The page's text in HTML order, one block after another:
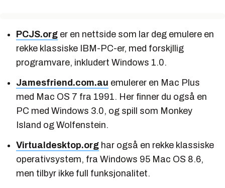
PCJS.org er en nettside som lar deg emulere en
rekke klassiske IBM-PC-er, med forskjllig
programvare, inkludert Windows 1.0.
Jamesfriend.com.au emulerer en Mac Plus
med Mac OS 7 fra 1991. Her finner du også en
PC med Windows 3.0, og spill som Monkey
Island og Wolfenstein.
Virtualdesktop.org har også en rekke klassiske
operativsystem, fra Windows 95 Mac OS 8.6,
men tilbyr ikke full funksjonalitet.